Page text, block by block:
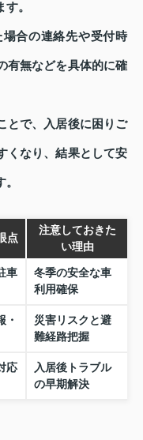
。
合の連絡先や受付時
有無などを具体的に確
とで、入居後に困りご
くなり、結果として安
点
注意しておきた
い理由
車
冬季の安全な車
利用確保
・
災害リスクと避
難経路把握
応
入居後トラブル
の早期解決